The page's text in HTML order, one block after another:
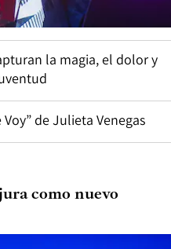
la magia, el dolor y
de Julieta Venegas
como nuevo